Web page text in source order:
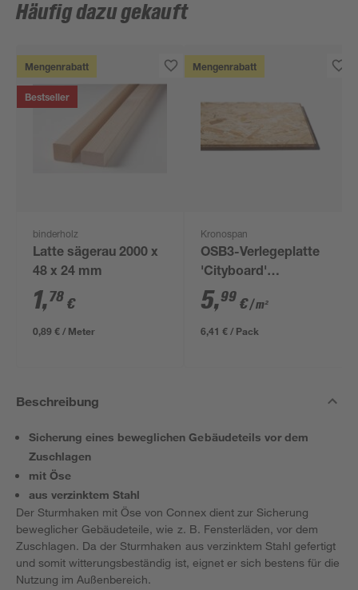
Häufig dazu gekauft
Mengenrabatt
Bestseller
binderholz
Latte sägerau 2000 x
48 x 24 mm
1,78 €
0,89 € / Meter
Mengenrabatt
Kronospan
OSB3-Verlegeplatte
'Cityboard'
ungeschliffen 1690 x
634 x 12 mm
5,99 €/ m²
6,41 € / Pack
Beschreibung
Sicherung eines beweglichen Gebäudeteils vor dem
Zuschlagen
mit Öse
aus verzinktem Stahl
Der Sturmhaken mit Öse von Connex dient zur Sicherung
beweglicher Gebäudeteile, wie z. B. Fensterläden, vor dem
Zuschlagen. Da der Sturmhaken aus verzinktem Stahl gefertigt
und somit witterungsbeständig ist, eignet er sich bestens für die
Nutzung im Außenbereich.